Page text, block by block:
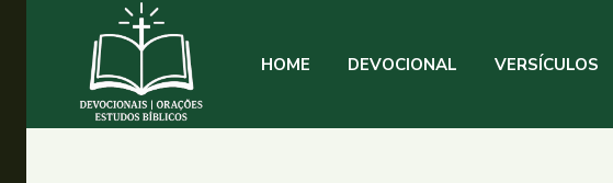
HOME DEVOCIONAL VERSÍCULOS